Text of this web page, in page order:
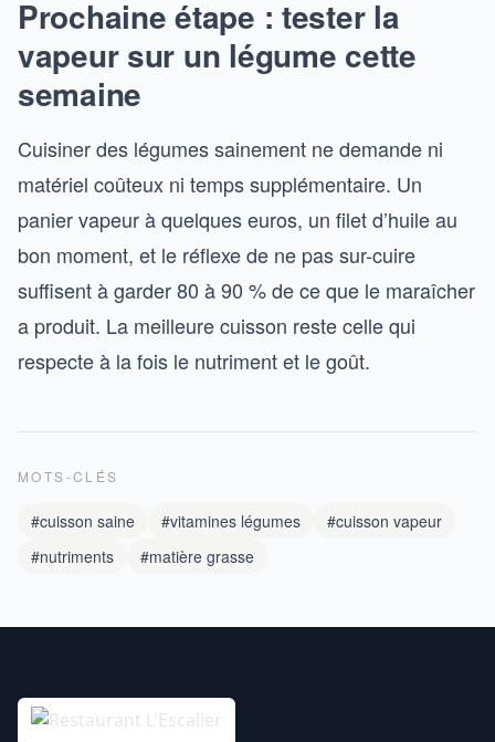
Prochaine étape : tester la
vapeur sur un légume cette
semaine
Cuisiner des légumes sainement ne demande ni
matériel coûteux ni temps supplémentaire. Un
panier vapeur à quelques euros, un filet d’huile au
bon moment, et le réflexe de ne pas sur-cuire
suffisent à garder 80 à 90 % de ce que le maraîcher
a produit. La meilleure cuisson reste celle qui
respecte à la fois le nutriment et le goût.
MOTS-CLÉS
#cuisson saine #vitamines légumes
#cuisson vapeur
#nutriments
#matière grasse